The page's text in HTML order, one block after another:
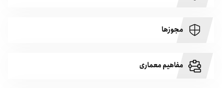
مجوزها
مفاهیم معماری